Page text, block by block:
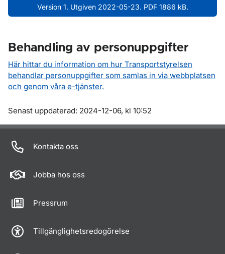
Version 1. Utgiven 2022-05-23. PDF 1886 kB.
Behandling av personuppgifter
Här hittar du information om hur Transportstyrelsen
behandlar personuppgifter som samlas in via webbplatsen
och genom våra e-tjänster.
Om sidan
Senast uppdaterad: 2024-12-06, kl 10:52
Kontakta oss
Jobba hos oss
Pressrum
Tillgänglighetsredogörelse